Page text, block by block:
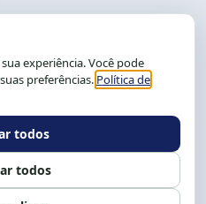
150. Graça
055
BA, Brasil.
(71) 9 9239-2104 ou 2105
12h e 13 às 17h.
Fale conosco